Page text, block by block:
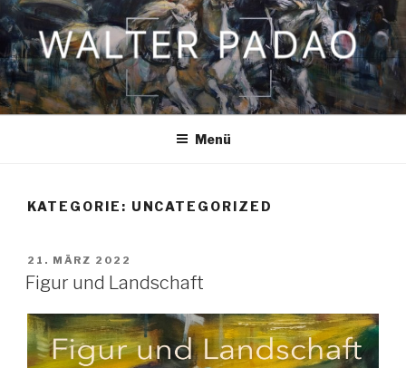
Zum
Inhalt
springen
Menü
KATEGORIE: UNCATEGORIZED
VERÖFFENTLICHT
AM
21. MÄRZ 2022
Figur und Landschaft